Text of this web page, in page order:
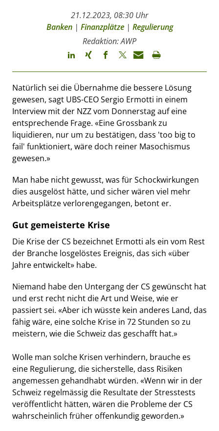
21.12.2023, 08:30 Uhr
Banken| Finanzplätze| Regulierung
Redaktion: AWP
Natürlich sei die Übernahme die bessere Lösung
gewesen, sagt UBS-CEO Sergio Ermotti in einem
Interview mit der NZZ vom Donnerstag auf eine
entsprechende Frage. «Eine Grossbank zu
liquidieren, nur um zu bestätigen, dass 'too big to
fail' funktioniert, wäre doch reiner Masochismus
gewesen.»
Man habe nicht gewusst, was für Schockwirkungen
dies ausgelöst hätte, und sicher wären viel mehr
Arbeitsplätze verlorengegangen, betont er.
Gut gemeisterte Krise
Die Krise der CS bezeichnet Ermotti als ein vom Rest
der Branche losgelöstes Ereignis, das sich «über
Jahre entwickelt» habe.
Niemand habe den Untergang der CS gewünscht hat
und erst recht nicht die Art und Weise, wie er
passiert sei. «Aber ich wüsste kein anderes Land, das
fähig wäre, eine solche Krise in 72 Stunden so zu
meistern, wie die Schweiz das geschafft hat.»
Wolle man solche Krisen verhindern, brauche es
eine Regulierung, die sicherstelle, dass Risiken
angemessen gehandhabt würden. «Wenn wir in der
Schweiz regelmässig die Resultate der Stresstests
veröffentlicht hätten, wären die Probleme der CS
wahrscheinlich früher offenkundig geworden.»